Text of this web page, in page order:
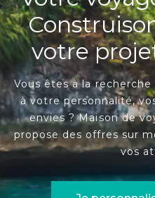
votre
Vous êtes à la
à votre personnalité,
envies ? Maison de
propose des offres sur
vos